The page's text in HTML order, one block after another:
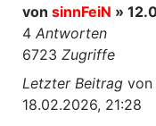
von sinnFeiN »
4 Antworten
6723 Zugriffe
Letzter Beitrag von
18.02.2026, 21:28